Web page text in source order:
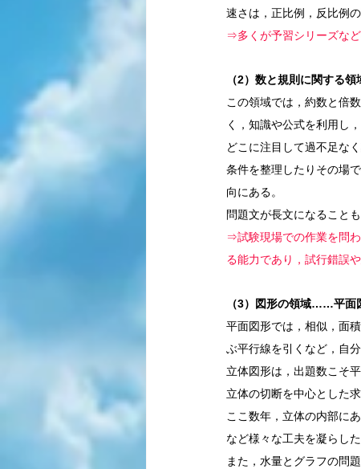
速さは，正比例，反比例
⇒多くが予習シリーズな
（2）数と規則に関する
この領域では，約数と倍
く，知識や公式を利用し
どこに注目して過不足な
条件を整理したりその場
向にある。
問題文が長文になること
⇒試験現場での作業を問
る能力であり，試行錯誤
（3）図形の領域……平面
平面図形では，相似，面
ぶ平行線を引くなど，自
立体図形は，出題数こそ
立体の切断を中心とした
ここ数年，立体の内部に
など様々な工夫を凝らし
また，水量とグラフの問